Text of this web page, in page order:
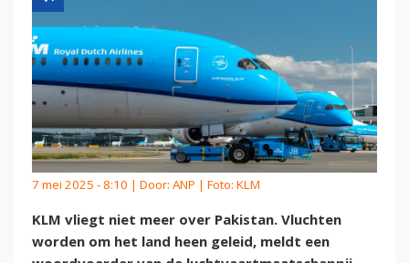
7 mei 2025 - 8:10 | Door: ANP | Foto: KLM
KLM vliegt niet meer over Pakistan. Vluchten
worden om het land heen geleid, meldt een